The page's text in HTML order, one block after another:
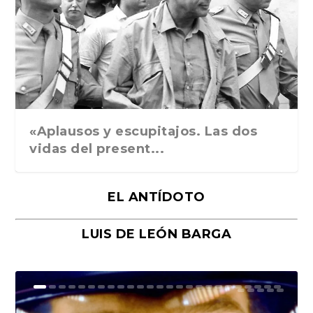
«Aplausos y escupitajos. Las dos
vidas del present...
EL ANTÍDOTO
LUIS DE LEÓN BARGA